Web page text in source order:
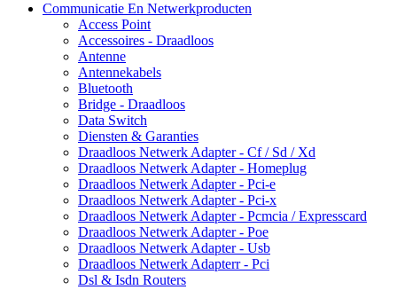
Communicatie En Netwerkproducten
Access Point
Accessoires - Draadloos
Antenne
Antennekabels
Bluetooth
Bridge - Draadloos
Data Switch
Diensten & Garanties
Draadloos Netwerk Adapter - Cf / Sd / Xd
Draadloos Netwerk Adapter - Homeplug
Draadloos Netwerk Adapter - Pci-e
Draadloos Netwerk Adapter - Pci-x
Draadloos Netwerk Adapter - Pcmcia / Expresscard
Draadloos Netwerk Adapter - Poe
Draadloos Netwerk Adapter - Usb
Draadloos Netwerk Adapterr - Pci
Dsl & Isdn Routers